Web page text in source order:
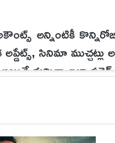
అన్నింటికీ
సినిమా ముచ్చట్లు
అయితే మమితా ఇలా
బయటపెట్టలేదు. కానీ
దూరంగా ఉండటమే దీనికి